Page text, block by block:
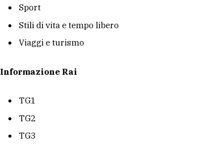
Sport
Stili di vita e tempo libero
Viaggi e turismo
Informazione Rai
TG1
TG2
TG3